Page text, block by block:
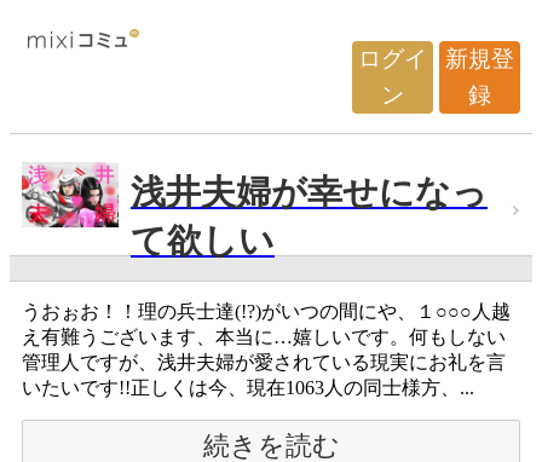
ログイ
ン
新規登
録
浅井夫婦が幸せになっ
て欲しい
うおぉお！！理の兵士達(!?)がいつの間にや、１○○○人越
え有難うございます、本当に…嬉しいです。何もしない
管理人ですが、浅井夫婦が愛されている現実にお礼を言
いたいです!!正しくは今、現在1063人の同士様方、...
続きを読む